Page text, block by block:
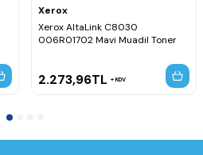
Xerox
Xerox AltaLink C8030
006R01702 Mavi Muadil Toner
2.273,96TL KDV